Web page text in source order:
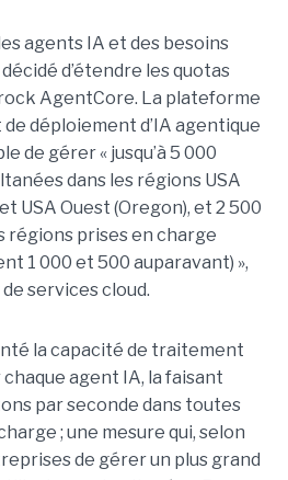
agents IA et des besoins
décidé d’étendre les quotas
AgentCore. La plateforme
déploiement d’IA agentique
de gérer « jusqu’à 5 000
dans les régions USA
USA Ouest (Oregon), et 2 500
régions prises en charge
1 000 et 500 auparavant) »,
services cloud.
la capacité de traitement
agent IA, la faisant
par seconde dans toutes
; une mesure qui, selon
de gérer un plus grand